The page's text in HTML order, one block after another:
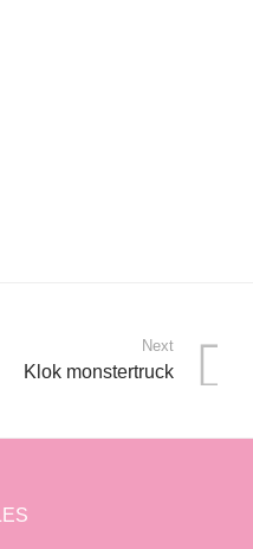
Next
Klok monstertruck